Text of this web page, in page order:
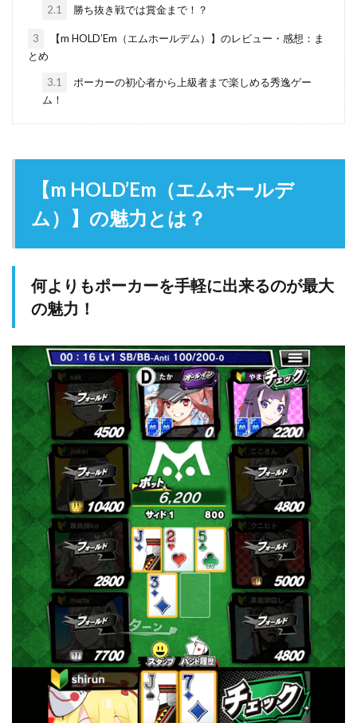
2.1 勝ち抜き戦では賞金まで！？
3
【m HOLD’Em（エムホールデム）】のレビュー・感想：ま
とめ
3.1
ポーカーの初心者から上級者まで楽しめる秀逸ゲー
ム！
【m HOLD’Em（エムホールデ
ム）】の魅力とは？
何よりもポーカーを手軽に出来るのが最大
の魅力！